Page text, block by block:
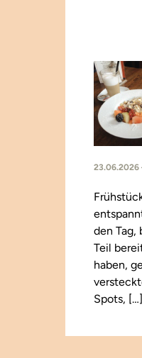
23.06.2026
den
Teil
haben,
Spots, […]